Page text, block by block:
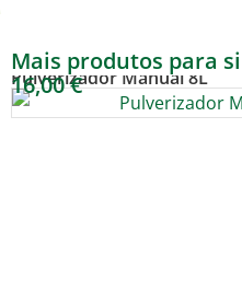
Mais produtos para si
Pulverizador Manual 8L
16,00€
REF: PUL-08